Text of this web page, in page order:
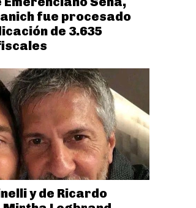
fue procesado
de 3.635
y de Ricardo